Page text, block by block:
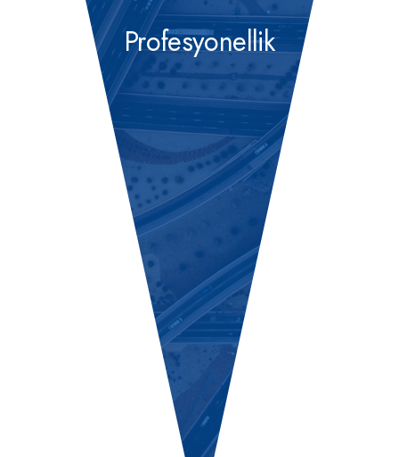
Profesyonellik